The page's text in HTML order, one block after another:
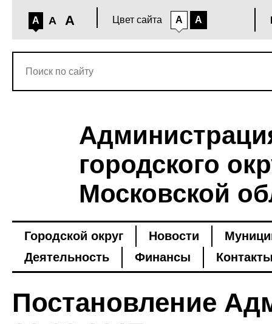
A A A Цвет сайта A A
городского
Московской
Городской округ Новости
Деятельность
Финансы
Постановление